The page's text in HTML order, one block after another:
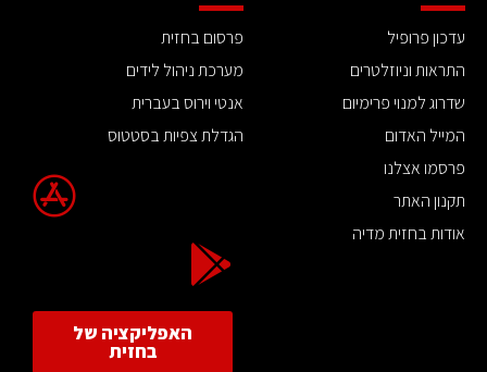
עדכון פרופיל
התראות וניוזלטרים
שדרוג למנוי פרימיום
המייל האדום
פרסמו אצלנו
תקנון האתר
אודות בחזית מדיה
פרסום בחזית
מערכת ניהול לידים
אנטי וירוס בעברית
הגדלת צפיות בסטטוס
האפליקציה של
בחזית